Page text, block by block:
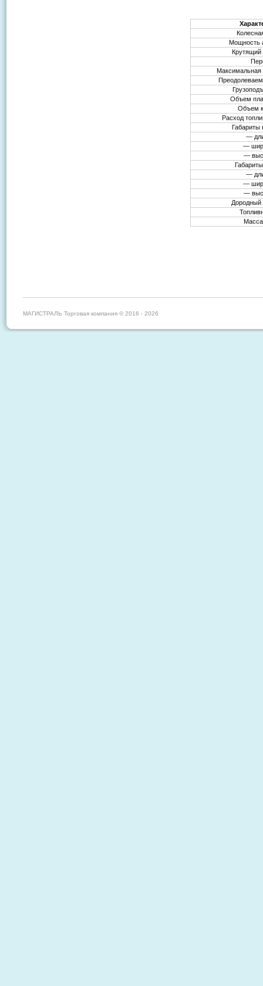
Мощность
Максимальная
Объем
Объем
Расход
—
—
—
—
—
—
Дородный
Масса
МАГИСТРАЛЬ Торговая компания © 2016 - 2026